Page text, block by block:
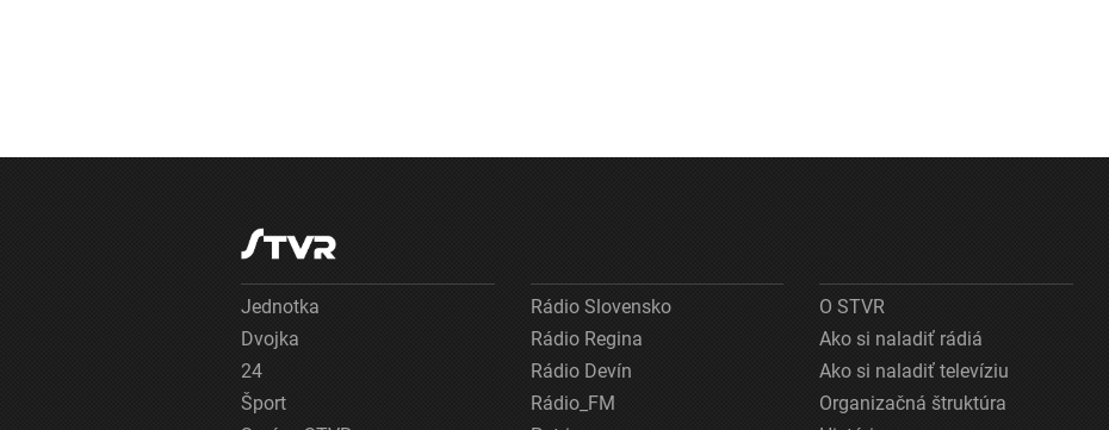
Jednotka
Dvojka
24
Šport
Rádio Slovensko
Rádio Regina
Rádio Devín
Rádio_FM
O STVR
Ako si naladiť rádiá
Ako si naladiť televíziu
Organizačná štruktúra